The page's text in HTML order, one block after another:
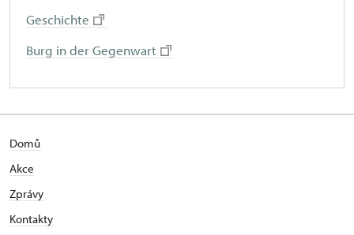
Geschichte
Burg in der Gegenwart
Domů
Akce
Zprávy
Kontakty